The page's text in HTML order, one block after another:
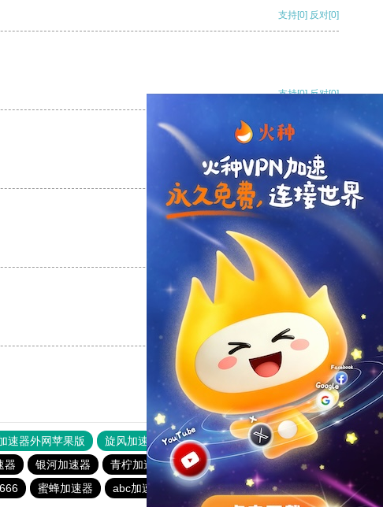
支持[0] 反对[0]
支持[0] 反对[0]
支持[0] 反对
支持
支持 反对 [0]
速器外网苹果版 旋风加速度器
快连加速器
器 银河加速器 青柠加速器 银河加速器
免费海外pvn加速器
蜜蜂加速器 abc加速器 hammer加速器
蚂蚁加速器